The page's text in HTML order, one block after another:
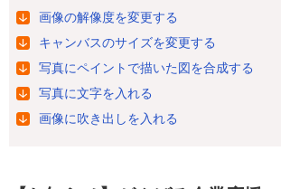
画像の解像度を変更する
キャンバスのサイズを変更する
写真にペイントで描いた図を合成する
写真に文字を入れる
画像に吹き出しを入れる